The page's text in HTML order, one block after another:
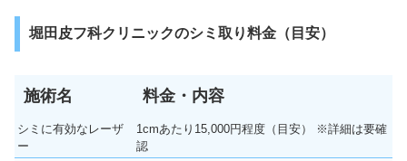
堀田皮フ科クリニックのシミ取り料金（目安）
施術名 料金・内容
シミに有効なレーザ
ー
1cmあたり15,000円程度（目安） ※詳細は要確
認